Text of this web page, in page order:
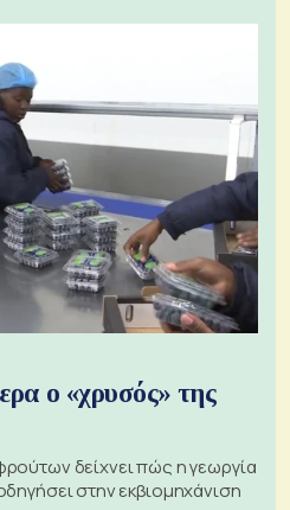
ο «χρυσός» της
δείχνει πώς η γεωργία
στην εκβιομηχάνιση